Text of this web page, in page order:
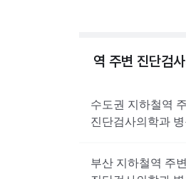
역 주변 진단검
수도권 지하철역
진단검사의학과 병
부산 지하철역 주변